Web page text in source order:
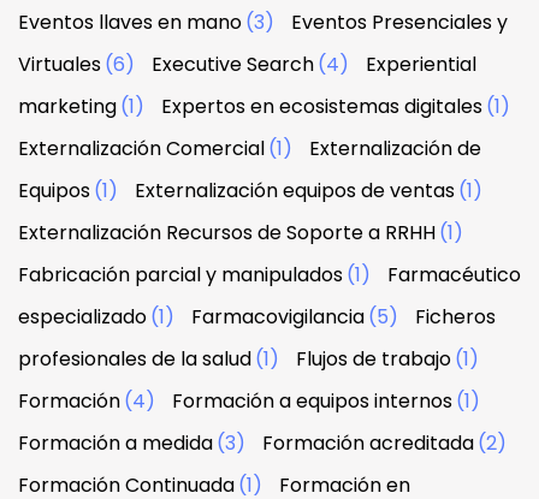
Eventos llaves en mano(3)
Eventos Presenciales y
Virtuales(6) Executive Search(4)
Experiential
marketing(1) Expertos en ecosistemas digitales(1)
Externalización Comercial(1)
Externalización de
Equipos(1) Externalización equipos de ventas(1)
Externalización Recursos de Soporte a RRHH(1)
Fabricación parcial y manipulados(1)
Farmacéutico
especializado(1) Farmacovigilancia(5)
Ficheros
profesionales de la salud(1) Flujos de trabajo(1)
Formación(4) Formación a equipos internos(1)
Formación a medida(3) Formación acreditada(2)
Formación Continuada(1)
Formación en